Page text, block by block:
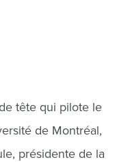
tête qui pilote le
de Montréal,
présidente de la